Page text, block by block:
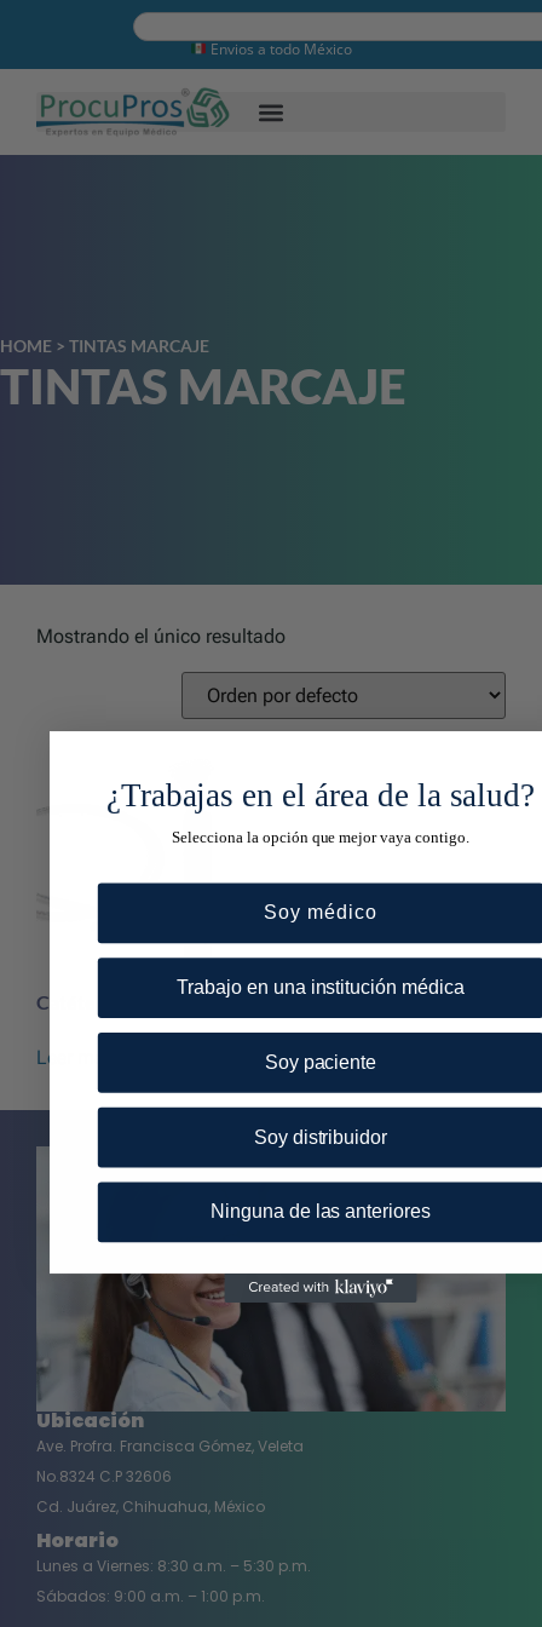
Envios a todo México
HOME > TINTAS MARCAJE
TINTAS MARCAJE
Mostrando el único resultado
Catéter spray
Leer más
Ubicación
Ave. Profra. Francisca Gómez, Veleta
No.8324 C.P 32606
Cd. Juárez, Chihuahua, México
Horario
Lunes a Viernes: 8:30 a.m. – 5:30 p.m.
Sábados: 9:00 a.m. – 1:00 p.m.
¿Trabajas en el área de la salud?
Selecciona la opción que mejor vaya contigo.
Soy médico
Trabajo en una institución médica
Soy paciente
Soy distribuidor
Ninguna de las anteriores